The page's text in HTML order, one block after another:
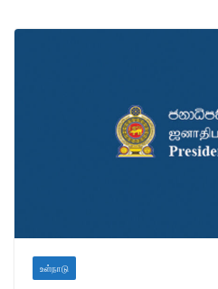
உள்நாடு